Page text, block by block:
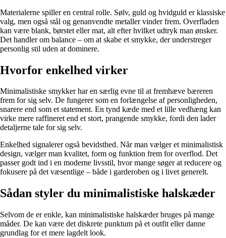
Materialerne spiller en central rolle. Sølv, guld og hvidguld er klassiske
valg, men også stål og genanvendte metaller vinder frem. Overfladen
kan være blank, børstet eller mat, alt efter hvilket udtryk man ønsker.
Det handler om balance – om at skabe et smykke, der understreger
personlig stil uden at dominere.
Hvorfor enkelhed virker
Minimalistiske smykker har en særlig evne til at fremhæve bæreren
frem for sig selv. De fungerer som en forlængelse af personligheden,
snarere end som et statement. En tynd kæde med et lille vedhæng kan
virke mere raffineret end et stort, prangende smykke, fordi den lader
detaljerne tale for sig selv.
Enkelhed signalerer også bevidsthed. Når man vælger et minimalistisk
design, vælger man kvalitet, form og funktion frem for overflod. Det
passer godt ind i en moderne livsstil, hvor mange søger at reducere og
fokusere på det væsentlige – både i garderoben og i livet generelt.
Sådan styler du minimalistiske halskæder
Selvom de er enkle, kan minimalistiske halskæder bruges på mange
måder. De kan være det diskrete punktum på et outfit eller danne
grundlag for et mere lagdelt look.